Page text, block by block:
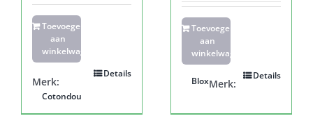
Toevoegen
aan
winkelwagen
Details
Merk:
Cotondou
Toevoegen
aan
winkelwagen
Details
Merk:
Blox